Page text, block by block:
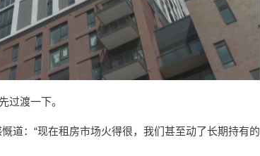
过渡一下。
道：“现在租房市场火得很，我们甚至动了长期持有的